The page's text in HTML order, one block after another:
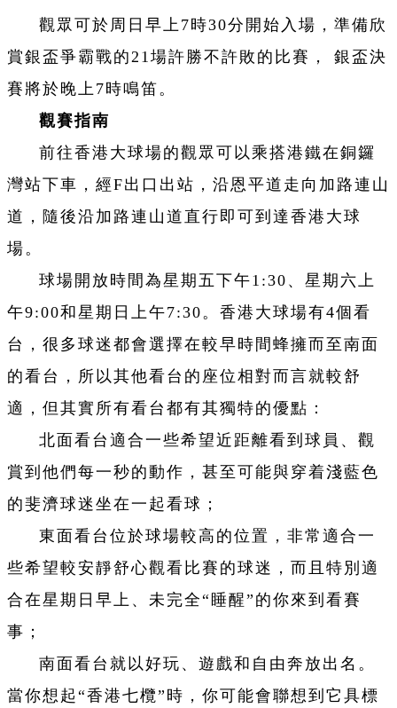
觀眾可於周日早上7時30分開始入場，準備欣
賞銀盃爭霸戰的21場許勝不許敗的比賽， 銀盃決
賽將於晚上7時鳴笛。
觀賽指南
前往香港大球場的觀眾可以乘搭港鐵在銅鑼
灣站下車，經F出口出站，沿恩平道走向加路連山
道，隨後沿加路連山道直行即可到達香港大球
場。
球場開放時間為星期五下午1:30、星期六上
午9:00和星期日上午7:30。香港大球場有4個看
台，很多球迷都會選擇在較早時間蜂擁而至南面
的看台，所以其他看台的座位相對而言就較舒
適，但其實所有看台都有其獨特的優點：
北面看台適合一些希望近距離看到球員、觀
賞到他們每一秒的動作，甚至可能與穿着淺藍色
的斐濟球迷坐在一起看球；
東面看台位於球場較高的位置，非常適合一
些希望較安靜舒心觀看比賽的球迷，而且特別適
合在星期日早上、未完全“睡醒”的你來到看賽
事；
南面看台就以好玩、遊戲和自由奔放出名。
當你想起“香港七欖”時，你可能會聯想到它具標